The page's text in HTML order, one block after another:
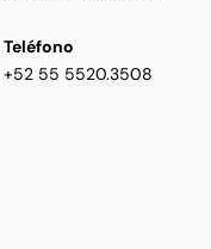
Teléfono
+52 55 5520.3508